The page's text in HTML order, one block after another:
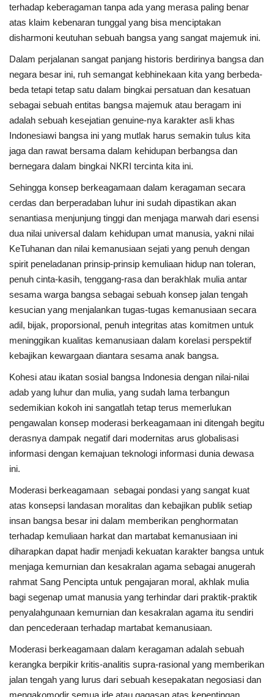
terhadap keberagaman tanpa ada yang merasa paling benar
atas klaim kebenaran tunggal yang bisa menciptakan
disharmoni keutuhan sebuah bangsa yang sangat majemuk ini.
Dalam perjalanan sangat panjang historis berdirinya bangsa dan
negara besar ini, ruh semangat kebhinekaan kita yang berbeda-
beda tetapi tetap satu dalam bingkai persatuan dan kesatuan
sebagai sebuah entitas bangsa majemuk atau beragam ini
adalah sebuah kesejatian genuine-nya karakter asli khas
Indonesiawi bangsa ini yang mutlak harus semakin tulus kita
jaga dan rawat bersama dalam kehidupan berbangsa dan
bernegara dalam bingkai NKRI tercinta kita ini.
Sehingga konsep berkeagamaan dalam keragaman secara
cerdas dan berperadaban luhur ini sudah dipastikan akan
senantiasa menjunjung tinggi dan menjaga marwah dari esensi
dua nilai universal dalam kehidupan umat manusia, yakni nilai
KeTuhanan dan nilai kemanusiaan sejati yang penuh dengan
spirit peneladanan prinsip-prinsip kemuliaan hidup nan toleran,
penuh cinta-kasih, tenggang-rasa dan berakhlak mulia antar
sesama warga bangsa sebagai sebuah konsep jalan tengah
kesucian yang menjalankan tugas-tugas kemanusiaan secara
adil, bijak, proporsional, penuh integritas atas komitmen untuk
meninggikan kualitas kemanusiaan dalam korelasi perspektif
kebajikan kewargaan diantara sesama anak bangsa.
Kohesi atau ikatan sosial bangsa Indonesia dengan nilai-nilai
adab yang luhur dan mulia, yang sudah lama terbangun
sedemikian kokoh ini sangatlah tetap terus memerlukan
pengawalan konsep moderasi berkeagamaan ini ditengah begitu
derasnya dampak negatif dari modernitas arus globalisasi
informasi dengan kemajuan teknologi informasi dunia dewasa
ini.
Moderasi berkeagamaan sebagai pondasi yang sangat kuat
atas konsepsi landasan moralitas dan kebajikan publik setiap
insan bangsa besar ini dalam memberikan penghormatan
terhadap kemuliaan harkat dan martabat kemanusiaan ini
diharapkan dapat hadir menjadi kekuatan karakter bangsa untuk
menjaga kemurnian dan kesakralan agama sebagai anugerah
rahmat Sang Pencipta untuk pengajaran moral, akhlak mulia
bagi segenap umat manusia yang terhindar dari praktik-praktik
penyalahgunaan kemurnian dan kesakralan agama itu sendiri
dan pencederaan terhadap martabat kemanusiaan.
Moderasi berkeagamaan dalam keragaman adalah sebuah
kerangka berpikir kritis-analitis supra-rasional yang memberikan
jalan tengah yang lurus dari sebuah kesepakatan negosiasi dan
mengakomodir semua ide atau gagasan atas kepentingan